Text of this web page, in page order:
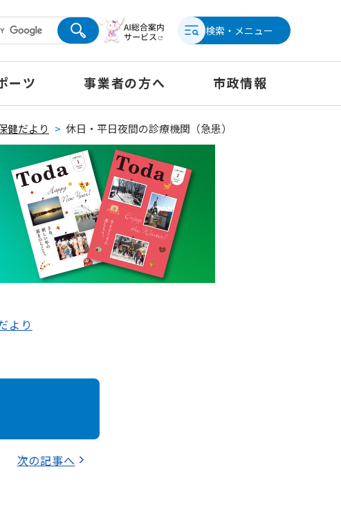
検索・メニュー
ーツ 事業者の方へ 市政情報
健だより > 休日・平日夜間の診療機関（急患）
より
次の記事へ